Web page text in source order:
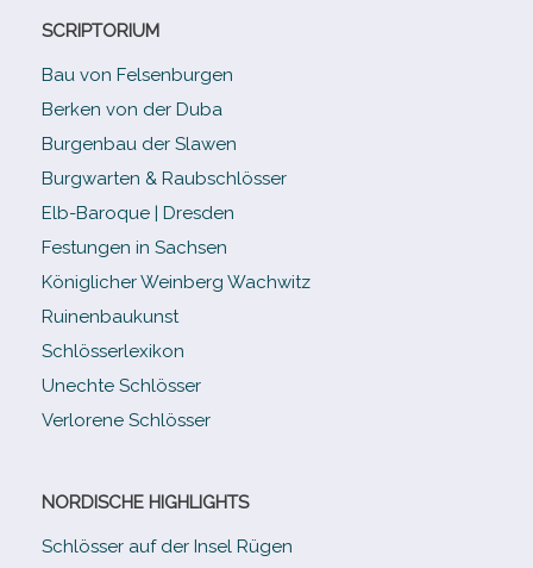
SCRIPTORIUM
Bau von Felsenburgen
Berken von der Duba
Burgenbau der Slawen
Burgwarten & Raubschlösser
Elb-​Baroque | Dresden
Festungen in Sachsen
Königlicher Weinberg Wachwitz
Ruinenbaukunst
Schlösserlexikon
Unechte Schlösser
Verlorene Schlösser
NORDISCHE HIGHLIGHTS
Schlösser auf der Insel Rügen